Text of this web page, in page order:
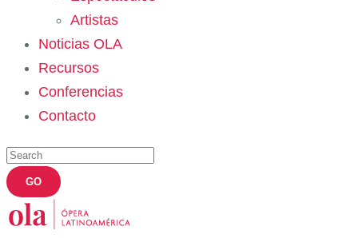
Artistas
Noticias OLA
Recursos
Conferencias
Contacto